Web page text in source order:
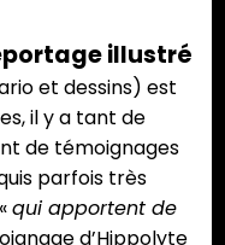
illustré
et dessins) est
il y a tant de
de témoignages
parfois très
qui apportent de
d’Hippolyte